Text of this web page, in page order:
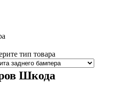
тип товара
Шкода